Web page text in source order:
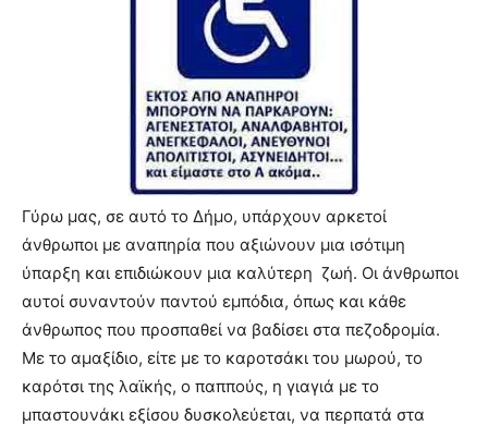
Γύρω μας, σε αυτό το Δήμο, υπάρχουν αρκετοί
άνθρωποι με αναπηρία που αξιώνουν μια ισότιμη
ύπαρξη και επιδιώκουν μια καλύτερη ζωή. Οι άνθρωποι
αυτοί συναντούν παντού εμπόδια, όπως και κάθε
άνθρωπος που προσπαθεί να βαδίσει στα πεζοδρομία.
Με το αμαξίδιο, είτε με το καροτσάκι του μωρού, το
καρότσι της λαϊκής, ο παππούς, η γιαγιά με το
μπαστουνάκι εξίσου δυσκολεύεται, να περπατά στα